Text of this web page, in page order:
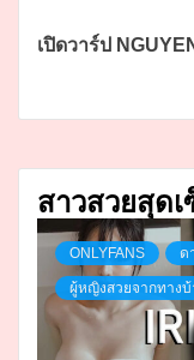
เปิดวาร์ป
สาวสวยสุด
ONLYFANS ด
ผู้หญิงสวยจากทาง